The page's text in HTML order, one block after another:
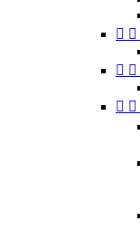
 
 
 